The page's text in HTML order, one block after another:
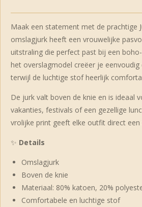
Maak een statement met de prachtige
omslagjurk heeft een vrouwelijke
uitstraling die perfect past bij een
het overslagmodel creëer je
terwijl de luchtige stof heerlijk
De jurk valt boven de knie en is ideaal
vakanties, festivals of een gezellige
vrolijke print geeft elke outfit direct
✨ Details
Omslagjurk
Boven de knie
Materiaal: 80% katoen, 20%
Comfortabele en luchtige stof